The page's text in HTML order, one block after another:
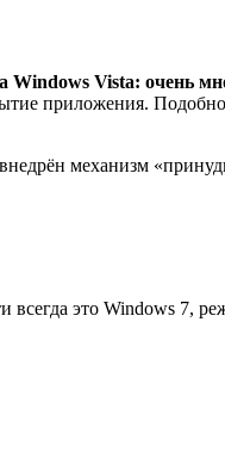
Windows Vista: очень
приложения.
механизм
это Windows 7,